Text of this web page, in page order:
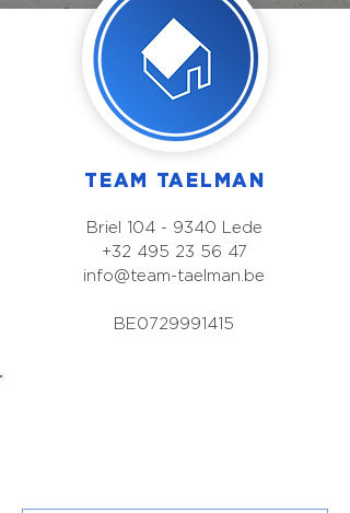
TEAM TAELMAN
Briel 104 - 9340 Lede
+32 495 23 56 47
info@team-taelman.be
BE0729991415